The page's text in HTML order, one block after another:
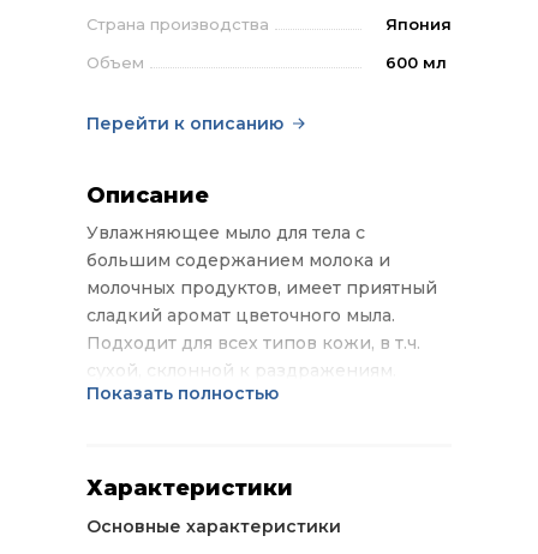
Страна производства
Япония
Объем
600 мл
Перейти к описанию
Описание
Увлажняющее мыло для тела с
большим содержанием молока и
молочных продуктов, имеет приятный
сладкий аромат цветочного мыла.
Подходит для всех типов кожи, в т.ч.
сухой, склонной к раздражениям.
Хорошо пенится, бережно очищает,
гладкой и бархатистой.
Показать полностью
Характеристики
Основные характеристики